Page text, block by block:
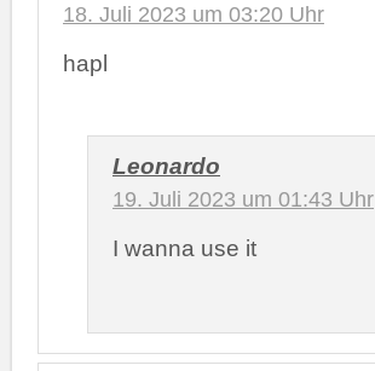
18. Juli 2023 um 03:20 Uhr
hapl
Leonardo
19. Juli 2023 um 01:43 Uhr
I wanna use it